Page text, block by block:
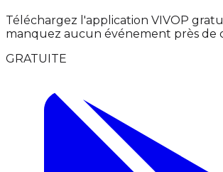
Téléchargez l'application VIVOP
manquez aucun événement près de
GRATUITE